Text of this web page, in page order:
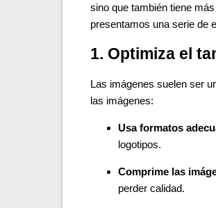
sino que también tiene
presentamos una serie de
1. Optimiza el
Las imágenes suelen ser
las imágenes:
Usa formatos
logotipos.
Comprime las
perder calidad.